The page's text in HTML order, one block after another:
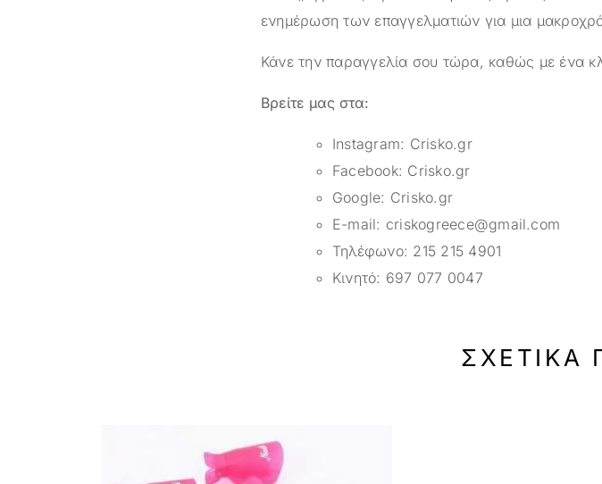
ενημέρωση των επαγγελματιών για μια
Κάνε την παραγγελία σου τώρα, καθώς με ένα
Βρείτε μας στα:
Instagram: Crisko.gr
Facebook: Crisko.gr
Google: Crisko.gr
E-mail: criskogreece@gmail.com
Τηλέφωνο: 215 215 4901
Κινητό: 697 077 0047
ΣΧΕΤΙΚΆ